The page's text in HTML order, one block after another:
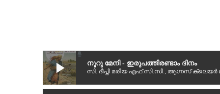
play_arrow നൂറു മേനി - ഇരുപത്തിരണ്ടാം ദിനം
സി. ദീപ്തി മരിയ എഫ്.സി.സി., ആഗ്നസ്